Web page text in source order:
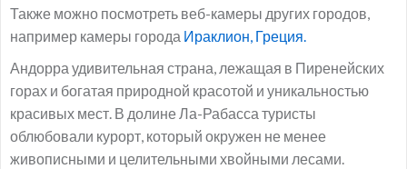
Также можно посмотреть веб-камеры других городов,
например камеры города Ираклион, Греция.
Андорра удивительная страна, лежащая в Пиренейских
горах и богатая природной красотой и уникальностью
красивых мест. В долине Ла-Рабасса туристы
облюбовали курорт, который окружен не менее
живописными и целительными хвойными лесами.